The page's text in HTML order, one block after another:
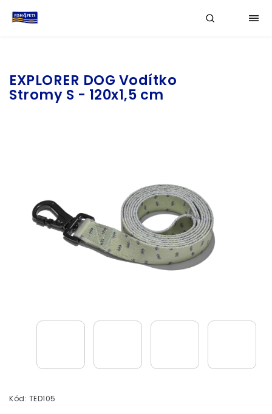
EXPLORER DOG Vodítko
Stromy S - 120x1,5 cm
Kód: TED105